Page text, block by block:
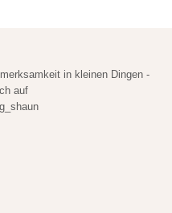
in kleinen Dingen -
auf